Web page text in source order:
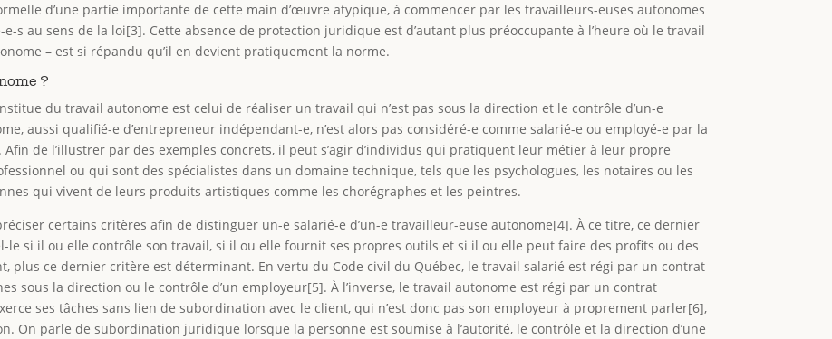
d’une partie importante de cette main d’œuvre atypique, à commencer par les travailleurs-euses autonomes
s au sens de la loi[3]. Cette absence de protection juridique est d’autant plus préoccupante à l’heure où le travail
– est si répandu qu’il en devient pratiquement la norme.
?
du travail autonome est celui de réaliser un travail qui n’est pas sous la direction et le contrôle d’un-e
aussi qualifié-e d’entrepreneur indépendant-e, n’est alors pas considéré-e comme salarié-e ou employé-e par la
de l’illustrer par des exemples concrets, il peut s’agir d’individus qui pratiquent leur métier à leur propre
ou qui sont des spécialistes dans un domaine technique, tels que les psychologues, les notaires ou les
qui vivent de leurs produits artistiques comme les chorégraphes et les peintres.
certains critères afin de distinguer un-e salarié-e d’un-e travailleur-euse autonome[4]. À ce titre, ce dernier
le si il ou elle contrôle son travail, si il ou elle fournit ses propres outils et si il ou elle peut faire des profits ou des
plus ce dernier critère est déterminant. En vertu du Code civil du Québec, le travail salarié est régi par un contrat
sous la direction ou le contrôle d’un employeur[5]. À l’inverse, le travail autonome est régi par un contrat
ses tâches sans lien de subordination avec le client, qui n’est donc pas son employeur à proprement parler[6],
On parle de subordination juridique lorsque la personne est soumise à l’autorité, le contrôle et la direction d’une